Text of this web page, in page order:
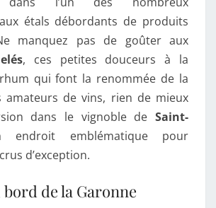
aux étals débordants de produits
manquez pas de goûter aux
, ces petites douceurs à la
qui font la renommée de la
amateurs de vins, rien de mieux
dans le vignoble de Saint-
emblématique pour
d’exception.
bord de la Garonne